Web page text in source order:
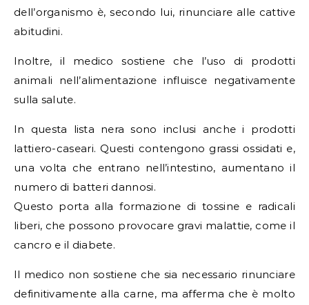
dell’organismo è, secondo lui, rinunciare alle cattive
abitudini.
Inoltre, il medico sostiene che l’uso di prodotti
animali nell’alimentazione influisce negativamente
sulla salute.
In questa lista nera sono inclusi anche i prodotti
lattiero-caseari. Questi contengono grassi ossidati e,
una volta che entrano nell’intestino, aumentano il
numero di batteri dannosi.
Questo porta alla formazione di tossine e radicali
liberi, che possono provocare gravi malattie, come il
cancro e il diabete.
Il medico non sostiene che sia necessario rinunciare
definitivamente alla carne, ma afferma che è molto